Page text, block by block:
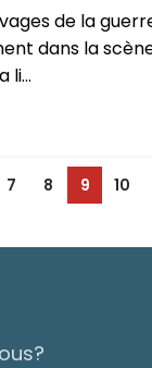
de la
dans la
li...
7 8 9 10